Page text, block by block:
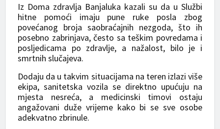
Iz Doma zdravlja Banjaluka kazali su da u Službi
hitne pomoći imaju pune ruke posla zbog
povećanog broja saobraćajnih nezgoda, što ih
posebno zabrinjava, često sa teškim povredama i
posljedicama po zdravlje, a nažalost, bilo je i
smrtnih slučajeva.
Dodaju da u takvim situacijama na teren izlazi više
ekipa, sanitetska vozila se direktno upućuju na
mjesta nesreća, a medicinski timovi ostaju
angažovani duže vrijeme kako bi se sve osobe
adekvatno zbrinule.